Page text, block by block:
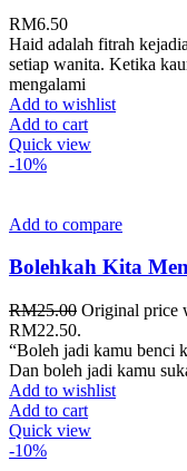
RM6.50
Haid adalah fitrah
setiap wanita. Ketika
mengalami
Add to wishlist
Add to cart
Quick view
-10%
Add to compare
Bolehkah Kita
RM25.00 Original price
RM22.50.
“Boleh jadi kamu benci
Dan boleh jadi kamu
Add to wishlist
Add to cart
Quick view
-10%